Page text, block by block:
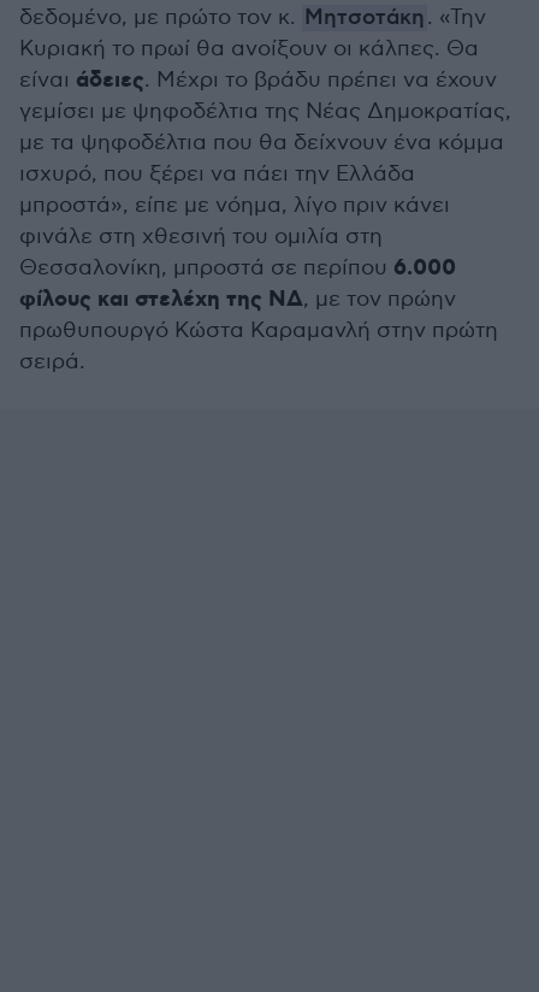
δεδομένο, με πρώτο τον κ. Μητσοτάκη. «Την
Κυριακή το πρωί θα ανοίξουν οι κάλπες. Θα
είναι άδειες. Μέχρι το βράδυ πρέπει να έχουν
γεμίσει με ψηφοδέλτια της Νέας Δημοκρατίας,
με τα ψηφοδέλτια που θα δείχνουν ένα κόμμα
ισχυρό, που ξέρει να πάει την Ελλάδα
μπροστά», είπε με νόημα, λίγο πριν κάνει
φινάλε στη χθεσινή του ομιλία στη
Θεσσαλονίκη, μπροστά σε περίπου 6.000
φίλους και στελέχη της ΝΔ, με τον πρώην
πρωθυπουργό Κώστα Καραμανλή στην πρώτη
σειρά.